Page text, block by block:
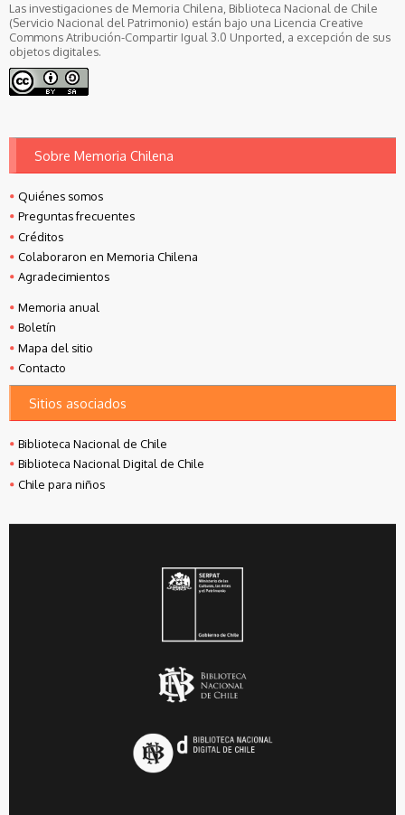
Las investigaciones de Memoria Chilena, Biblioteca Nacional de Chile
(Servicio Nacional del Patrimonio) están bajo una Licencia Creative
Commons Atribución-Compartir Igual 3.0 Unported, a excepción de sus
objetos digitales.
Sobre Memoria Chilena
Quiénes somos
Preguntas frecuentes
Créditos
Colaboraron en Memoria Chilena
Agradecimientos
Memoria anual
Boletín
Mapa del sitio
Contacto
Sitios asociados
Biblioteca Nacional de Chile
Biblioteca Nacional Digital de Chile
Chile para niños